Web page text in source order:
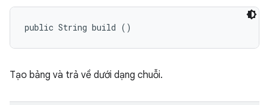
public String build ()
Tạo bảng và trả về dưới dạng chuỗi.